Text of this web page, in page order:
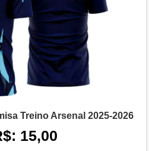
Treino Arsenal 2025-2026
15,00